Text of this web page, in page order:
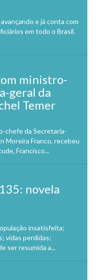
e já conta com
em todo o Brasil.
ministro-
geral da
Temer
chefe da Secretaria-
Moreira Franco, recebeu
Francisco...
novela
insatisfeita;
vidas perdidas;
ser resumida a...